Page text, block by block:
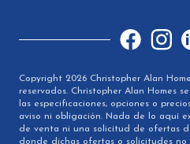
Facebook
Copyright 2026 Christopher Alan
reservados. Christopher Alan Homes
las especificaciones, opciones o
aviso ni obligación. Nada de lo aquí
de venta ni una solicitud de ofertas
donde dichas ofertas o solicitudes no